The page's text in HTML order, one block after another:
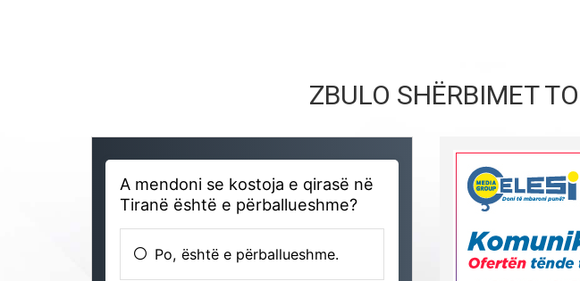
ZBULO SHËRBIMET